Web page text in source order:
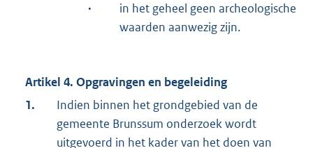
·
in het geheel geen archeologische
waarden aanwezig zijn.
Artikel 4. Opgravingen en begeleiding
1.
Indien binnen het grondgebied van de
gemeente Brunssum onderzoek wordt
uitgevoerd in het kader van het doen van